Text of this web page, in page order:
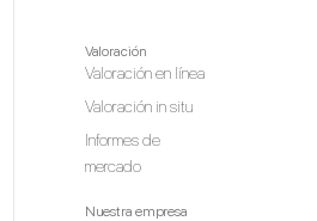
Valoración
Valoración en línea
Valoración in situ
Informes de
mercado
Nuestra empresa